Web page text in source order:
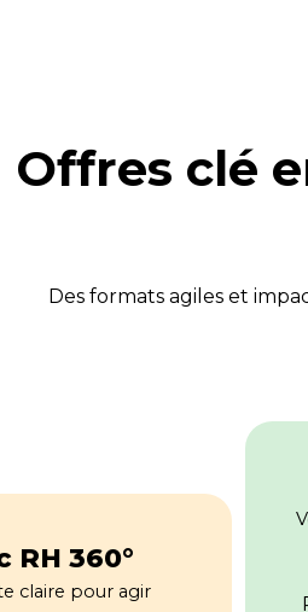
Offres clé
Des formats agiles et
RH 360°
claire pour agir